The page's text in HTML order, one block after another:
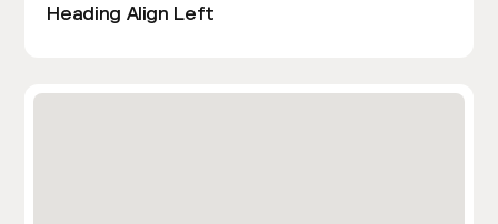
Heading Align Left